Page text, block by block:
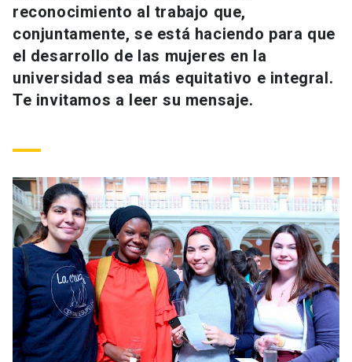
Personal
Alumni launch
Padres y familia
Mi Cuenta UC launch
Correo UC launch
Mi Portal UC launch
Donaciones
reconocimiento al trabajo que,
conjuntamente, se está haciendo para que
el desarrollo de las mujeres en la
universidad sea más equitativo e integral.
Te invitamos a leer su mensaje.